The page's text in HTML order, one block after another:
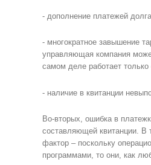
- дополнение платежей
- многократное завышение
управляющая компания
самом деле работает только
- наличие в квитанции
Во-вторых, ошибка в
составляющей квитанции. В
фактор – поскольку
программами, то они, как